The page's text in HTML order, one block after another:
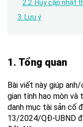
2.2. Hủy cập nhật
3. Lưu ý
1. Tổng quan
Bài viết này giúp anh/
gian tính hao mòn và
danh mục tài sản cố
13/2024/QĐ-UBND